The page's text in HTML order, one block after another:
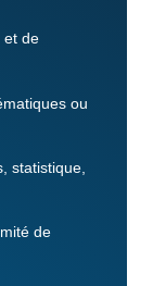
et de
ou
statistique,
de